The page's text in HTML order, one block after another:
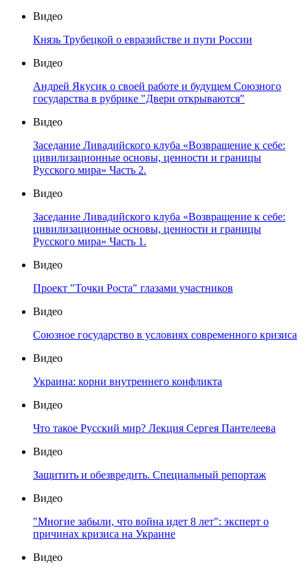
Видео
Князь Трубецкой о евразийстве и пути России
Видео
Андрей Якусик о своей работе и будущем Союзного
государства в рубрике "Двери открываются"
Видео
Заседание Ливадийского клуба «Возвращение к себе:
цивилизационные основы, ценности и границы
Русского мира» Часть 2.
Видео
Заседание Ливадийского клуба «Возвращение к себе:
цивилизационные основы, ценности и границы
Русского мира» Часть 1.
Видео
Проект "Точки Роста" глазами участников
Видео
Союзное государство в условиях современного кризиса
Видео
Украина: корни внутреннего конфликта
Видео
Что такое Русский мир? Лекция Сергея Пантелеева
Видео
Защитить и обезвредить. Специальный репортаж
Видео
"Многие забыли, что война идет 8 лет": эксперт о
причинах кризиса на Украине
Видео